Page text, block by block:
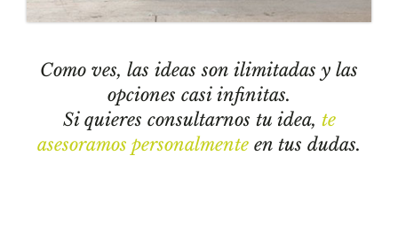
Como ves, las ideas son ilimitadas y las
opciones casi infinitas.
Si quieres consultarnos tu idea, te
asesoramos personalmente en tus dudas.